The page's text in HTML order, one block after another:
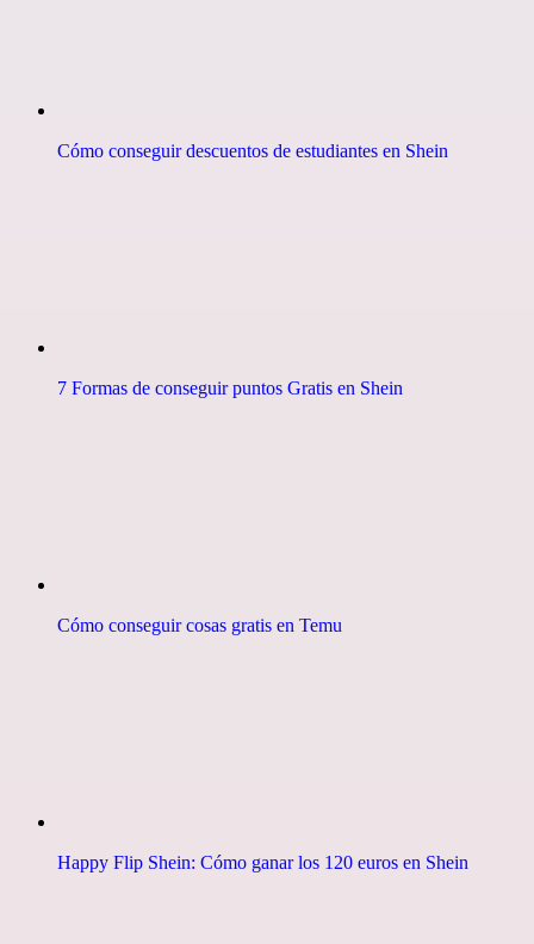
Cómo conseguir descuentos de estudiantes en Shein
7 Formas de conseguir puntos Gratis en Shein
Cómo conseguir cosas gratis en Temu
Happy Flip Shein: Cómo ganar los 120 euros en Shein